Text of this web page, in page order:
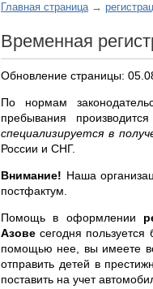
Главная страница
Временная
Обновление страницы:
По нормам
пребывания
специализируется в
России и СНГ.
Внимание! Наша
постфактум.
Помощь в оформлении
Азовесегодня
помощью нее, вы имеете
отправить детей в
поставить на учет